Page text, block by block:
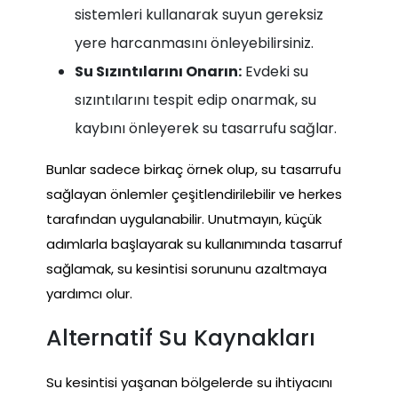
sistemleri kullanarak suyun gereksiz
yere harcanmasını önleyebilirsiniz.
Su Sızıntılarını Onarın: Evdeki su
sızıntılarını tespit edip onarmak, su
kaybını önleyerek su tasarrufu sağlar.
Bunlar sadece birkaç örnek olup, su tasarrufu
sağlayan önlemler çeşitlendirilebilir ve herkes
tarafından uygulanabilir. Unutmayın, küçük
adımlarla başlayarak su kullanımında tasarruf
sağlamak, su kesintisi sorununu azaltmaya
yardımcı olur.
Alternatif Su Kaynakları
Su kesintisi yaşanan bölgelerde su ihtiyacını